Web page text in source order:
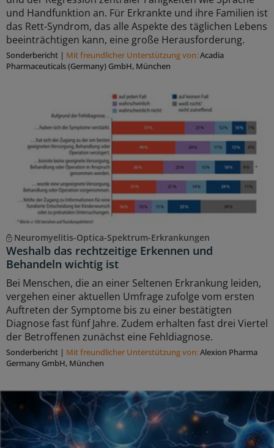
und Handfunktion an. Für Erkrankte und ihre Familien ist
das Rett-Syndrom, das alle Aspekte des täglichen Lebens
beeinträchtigen kann, eine große Herausforderung.
Sonderbericht | Mit freundlicher Unterstützung von:Acadia
Pharmaceuticals (Germany) GmbH, München
Neuromyelitis-Optica-Spektrum-Erkrankungen
Weshalb das rechtzeitige Erkennen und
Behandeln wichtig ist
Bei Menschen, die an einer Seltenen Erkrankung leiden,
vergehen einer aktuellen Umfrage zufolge vom ersten
Auftreten der Symptome bis zu einer bestätigten
Diagnose fast fünf Jahre. Zudem erhalten fast drei Viertel
der Betroffenen zunächst eine Fehldiagnose.
Sonderbericht | Mit freundlicher Unterstützung von:Alexion Pharma
Germany GmbH, München